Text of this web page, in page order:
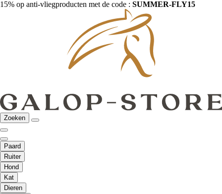
15% op anti-vliegproducten met de code : SUMMER-FLY15
Zoeken
Paard
Ruiter
Hond
Kat
Dieren